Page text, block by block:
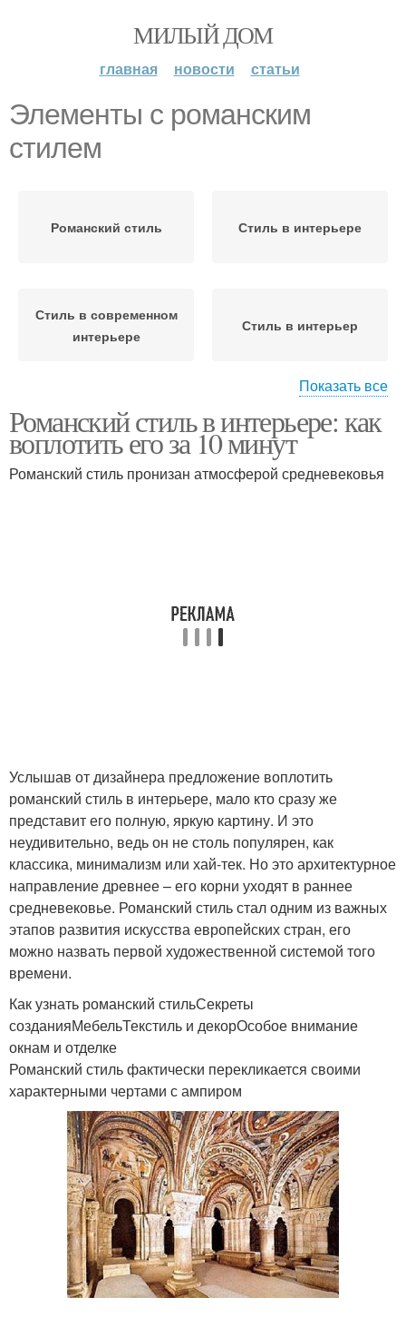
МИЛЫЙ ДОМ
главная новости статьи
Элементы с романским
стилем
Романский стиль Стиль в интерьере
Стиль в современном
интерьере
Стиль в интерьер
Основные элементы
элементы
Показать все
Романский стиль в интерьере: как
воплотить его за 10 минут
Романский стиль пронизан атмосферой средневековья
Услышав от дизайнера предложение воплотить
романский стиль в интерьере, мало кто сразу же
представит его полную, яркую картину. И это
неудивительно, ведь он не столь популярен, как
классика, минимализм или хай-тек. Но это архитектурное
направление древнее – его корни уходят в раннее
средневековье. Романский стиль стал одним из важных
этапов развития искусства европейских стран, его
можно назвать первой художественной системой того
времени.
Как узнать романский стильСекреты
созданияМебельТекстиль и декорОсобое внимание
окнам и отделке
Романский стиль фактически перекликается своими
характерными чертами с ампиром